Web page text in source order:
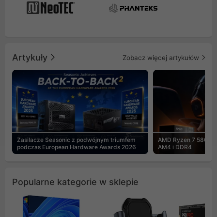
Artykuły Zobacz więcej artykułów
Zasilacze Seasonic z podwójnym triumfem
podczas European Hardware Awards 2026
AMD Ryzen 7
AM4 i DDR4
Popularne kategorie w sklepie